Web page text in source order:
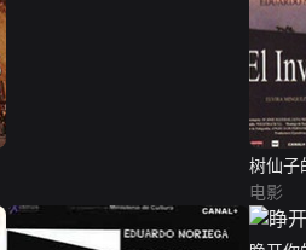
树仙子
电影